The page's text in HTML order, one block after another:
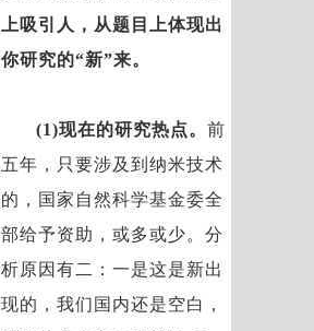
上吸引人，从题目上体现出
你研究的“新”来。
(1)现在的研究热点。前
五年，只要涉及到纳米技术
的，国家自然科学基金委全
部给予资助，或多或少。分
析原因有二：一是这是新出
现的，我们国内还是空白，